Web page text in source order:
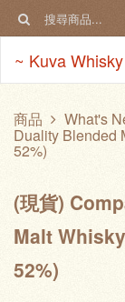
~ Kuva
商品 What's
Duality Blended
52%)
(現貨)
Malt
52%)